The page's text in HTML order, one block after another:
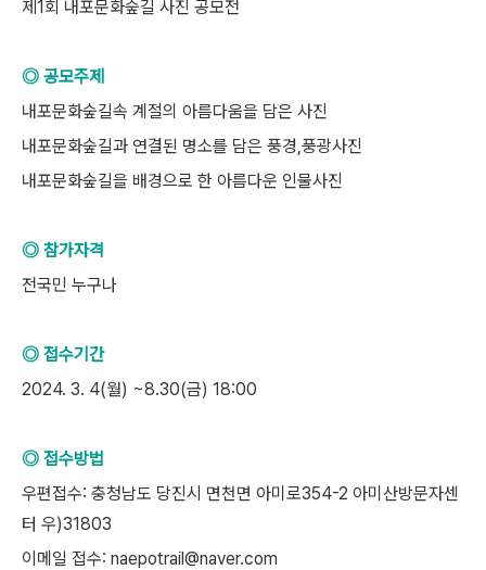
제1회 내포문화숲길 사진 공모전
◎ 공모주제
내포문화숲길속 계절의 아름다움을 담은 사진
내포문화숲길과 연결된 명소를 담은 풍경,풍광사진
내포문화숲길을 배경으로 한 아름다운 인물사진
◎ 참가자격
전국민 누구나
◎ 접수기간
2024. 3. 4(월) ~8.30(금) 18:00
◎ 접수방법
우편접수: 충청남도 당진시 면천면 아미로354-2 아미산방문자센
터 우)31803
이메일 접수: naepotrail@naver.com